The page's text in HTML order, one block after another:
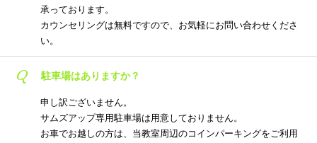
承っております。
カウンセリングは無料ですので、お気軽にお問い合わせくださ
い。
Q 駐車場はありますか？
申し訳ございません。
サムズアップ専用駐車場は用意しておりません。
お車でお越しの方は、当教室周辺のコインパーキングをご利用